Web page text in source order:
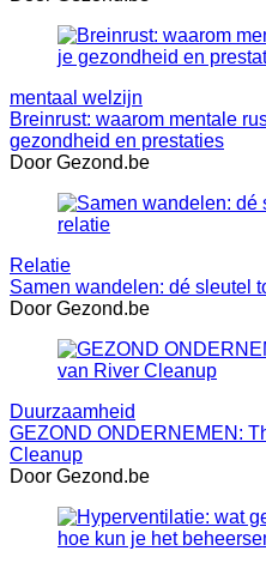
mentaal welzijn
Breinrust: waarom mentale
gezondheid en prestaties
Door Gezond.be
Relatie
Samen wandelen: dé sleutel
Door Gezond.be
Duurzaamheid
GEZOND ONDERNEMEN:
Cleanup
Door Gezond.be